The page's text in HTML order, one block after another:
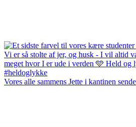
Vores alle sammens Jette i kantinen